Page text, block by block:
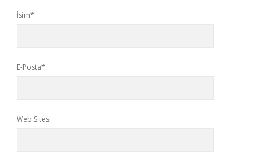
İsim*
E-Posta*
Web Sitesi